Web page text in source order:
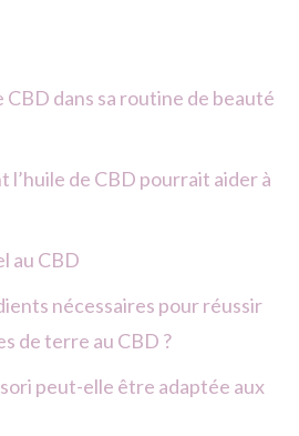
dans sa routine de beauté
l’huile de CBD pourrait aider à
au CBD
nécessaires pour réussir
de terre au CBD ?
peut-elle être adaptée aux